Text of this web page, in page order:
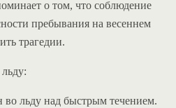
о том, что соблюдение
пребывания на весеннем
трагедии.
во льду над быстрым течением.